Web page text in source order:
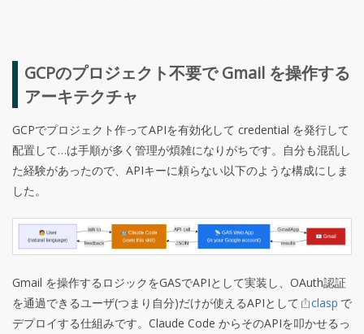
GCPのプロジェクト不要で Gmail を操作する
アーキテクチャ
GCPでプロジェクト作ってAPIを有効化して credential を発行して
配置して…は手順が多く管理が煩雑になりがちです。自分も混乱し
た経験があったので、APIキーに頼らない以下のような構成にしま
した。
Gmail を操作するロジックをGASでAPIとして実装し、OAuth認証
を通過できるユーザ(つまり自分)だけが使えるAPIとして
clasp で
デプロイする仕組みです。Claude Code からそのAPIを叩かせるっ